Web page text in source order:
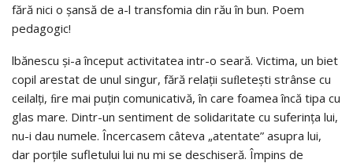
fără nici o şansă de a-l transfomia din rău în bun. Poem
pedagogic!
lbănescu şi-a început activitatea intr-o seară. Victima, un biet
copil arestat de unul singur, fără relaţii suﬂeteşti strânse cu
ceilalţi, ﬁre mai puţin comunicativă, în care foamea încă tipa cu
glas mare. Dintr-un sentiment de solidaritate cu suferinţa lui,
nu-i dau numele. Încercasem câteva „atentate” asupra lui,
dar porţile sufletului lui nu mi se deschiseră. Împins de